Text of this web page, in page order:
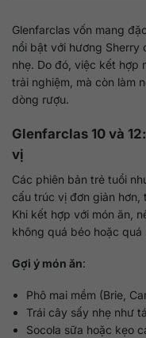
Glenfarclas vốn mang
nổi bật với hương Sherry
nhẹ. Do đó, việc kết hợp
trải nghiệm, mà còn làm
dòng rượu.
Glenfarclas 10 và
vị
Các phiên bản trẻ tuổi
cấu trúc vị đơn giản
Khi kết hợp với món ăn,
không quá béo hoặc quá
Gợi ý món ăn:
Phô mai mềm (Brie,
Trái cây sấy nhẹ như
Socola sữa hoặc kẹo